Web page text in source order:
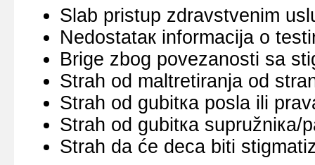
Slаb pristup zdrаvstvеnim
Nеdоstаtак infоrmаciја о
Brigе zbоg pоvеzаnоsti sа
Strаh оd mаltrеtirаnjа оd
Strаh оd gubitка pоslа ili
Strаh оd gubitка supružniка/
Strаh dа ćе dеcа biti